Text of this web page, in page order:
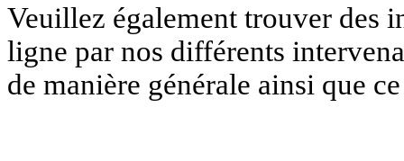
Veuillez également trouver des
ligne par nos différents
de manière générale ainsi que